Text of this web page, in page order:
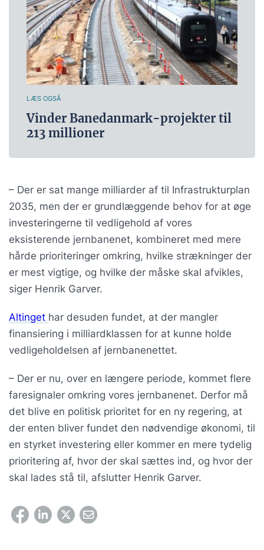
LÆS OGSÅ
Vinder Banedanmark-projekter til
213 millioner
– Der er sat mange milliarder af til Infrastrukturplan
2035, men der er grundlæggende behov for at øge
investeringerne til vedligehold af vores
eksisterende jernbanenet, kombineret med mere
hårde prioriteringer omkring, hvilke strækninger der
er mest vigtige, og hvilke der måske skal afvikles,
siger Henrik Garver.
Altinget har desuden fundet, at der mangler
finansiering i milliardklassen for at kunne holde
vedligeholdelsen af jernbanenettet.
– Der er nu, over en længere periode, kommet flere
faresignaler omkring vores jernbanenet. Derfor må
det blive en politisk prioritet for en ny regering, at
der enten bliver fundet den nødvendige økonomi, til
en styrket investering eller kommer en mere tydelig
prioritering af, hvor der skal sættes ind, og hvor der
skal lades stå til, afslutter Henrik Garver.